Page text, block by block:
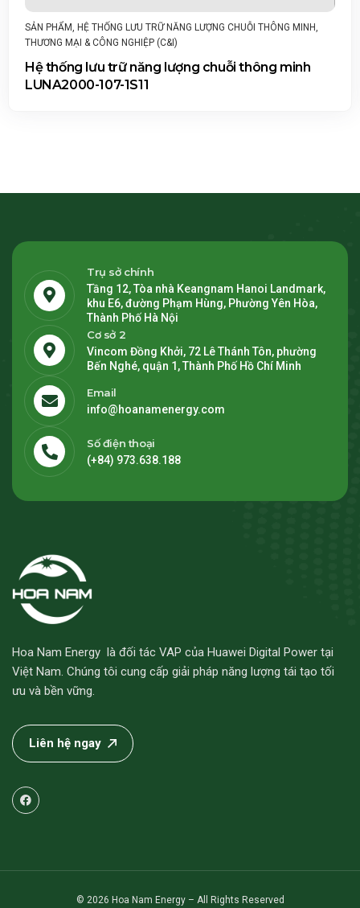
SẢN PHẨM, HỆ THỐNG LƯU TRỮ NĂNG LƯỢNG CHUỖI THÔNG MINH,
THƯƠNG MẠI & CÔNG NGHIỆP (C&I)
Hệ thống lưu trữ năng lượng chuỗi thông minh
LUNA2000-107-1S11
Trụ sở chính
Tầng 12, Tòa nhà Keangnam Hanoi Landmark,
khu E6, đường Phạm Hùng, Phường Yên Hòa,
Thành Phố Hà Nội
Cơ sở 2
Vincom Đồng Khởi, 72 Lê Thánh Tôn, phường
Bến Nghé, quận 1, Thành Phố Hồ Chí Minh
Email
info@hoanamenergy.com
Số điện thoại
(+84) 973.638.188
Hoa Nam Energy là đối tác VAP của Huawei Digital Power tại
Việt Nam. Chúng tôi cung cấp giải pháp năng lượng tái tạo tối
ưu và bền vững.
Liên hệ ngay
© 2026 Hoa Nam Energy – All Rights Reserved